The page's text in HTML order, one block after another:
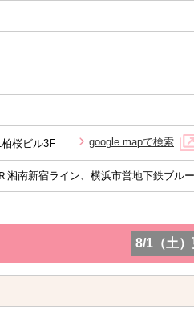
桜ビル3F google mapで検索
湘南新宿ライン、横浜市営地下鉄ブ
8/1（土